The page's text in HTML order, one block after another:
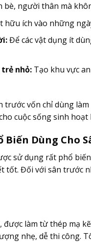
bè, người thân mà
hữu ích vào những
Để các vật dụng ít
nhỏ:Tạo khu vực
trước vốn chỉ dùng
cuộc sống sinh hoạt
Biến Dùng Cho
sử dụng rất phổ
tốt. Đối với sân trước
làm từ thép mạ
nhẹ, dễ thi công.